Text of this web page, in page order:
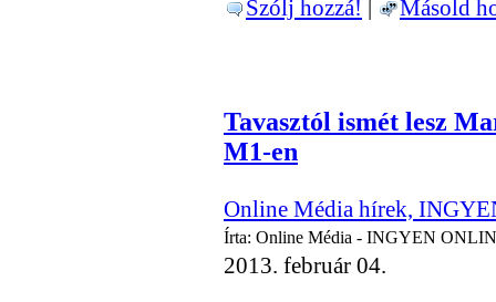
Szólj hozzá! | Másold
Tavasztól ismét lesz
M1-en
Online Média hírek,
Írta: Online Média - INGYEN
2013. február 04.